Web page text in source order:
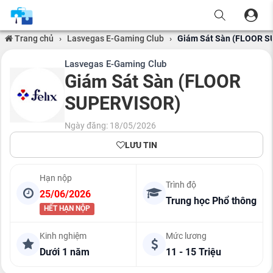
Trang chủ › Lasvegas E-Gaming Club › Giám Sát Sàn (FLOOR
Lasvegas E-Gaming Club
Giám Sát Sàn (FLOOR
SUPERVISOR)
Ngày đăng: 18/05/2026
LƯU TIN
Hạn nộp
25/06/2026
HẾT HẠN NỘP
Trình độ
Trung học Phổ thông
Kinh nghiệm
Dưới 1 năm
Mức lương
11 - 15 Triệu